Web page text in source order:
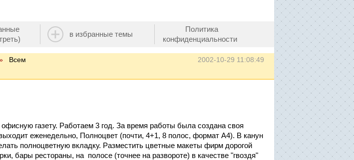
в избранные темы
Политика
конфиденциальности
2002-10-29 11:08:49
Всем
газету. Работаем 3 год. За время работы была создана своя
еженедельно, Полноцвет (почти, 4+1, 8 полос, формат А4). В канун
полноцветную вкладку. Разместить цветные макеты фирм дорогой
бары рестораны, на полосе (точнее на развороте) в качестве "гвоздя"